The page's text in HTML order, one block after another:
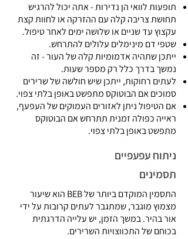
תופעות לוואי הן נדירות - אתה יכול להרגיש
תחושת צריבה קלה עם ההזרקה או לחוות קצת
עקצוץ עד שניים או שלושה ימים לאחר טיפול.
שטפי דם מינימלים עלולים להתרחש.
ייתכן שתהיה אדמומיות קלה של העור - זה
נמשך בדרך כלל רק מספר שעות.
לעתים רחוקות, ייתכן שיש חולשה של שרירים
סמוכים אם הבוטוקס מתפשט באופן בלתי צפוי.
אם הטיפול ניתן לאזורים העמוקים של העפעף,
ראייה כפולה זמנית תתרחש אם הבוטוקס
מתפשט באופן בלתי צפוי.
ניתוח עפעפיים
תסמינים
התסמין המוקדם ביותר של BEB הוא שיעור
מצמוץ מוגבר, שמתגבר לעתים קרובות על ידי
אור בהיר. במשך הזמן, יש עלייה הדרגתית
בכוחם של התכווצויות השרירים.